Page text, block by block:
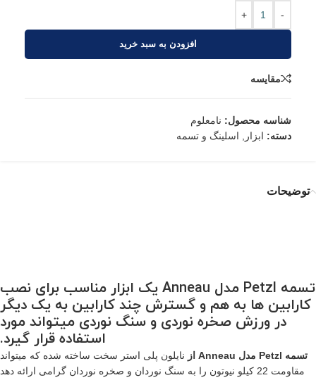
-
+
افزودن به سبد خرید
مقایسه
شناسه محصول: نامعلوم
دسته: ابزار اسلینگ و تسمه
توضیحات
تسمه Petzl مدل Anneau یک ابزار مناسب برای نصب
کارابین ها به هم و گسترش چند کارابین به یک دیگر
در ورزش صخره نوردی و سنگ نوردی میتواند مورد
استفاده قرار گیرد.
تسمه Petzl مدل Anneau از
نایلون پلی استر سخت ساخته شده که میتواند
مقاومت 22 کیلو نیوتون را به سنگ نوردان و صخره نوردان گرامی ارائه دهد